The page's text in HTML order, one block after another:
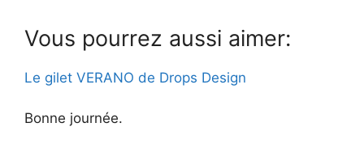
Vous pourrez aussi aimer:
Le gilet VERANO de Drops Design
Bonne journée.